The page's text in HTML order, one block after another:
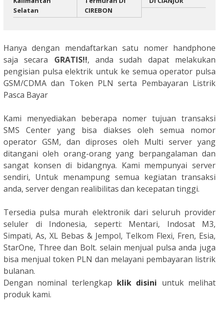
Selatan
CIREBON
Hanya dengan mendaftarkan satu nomer handphone
saja secara GRATIS!!, anda sudah dapat melakukan
pengisian pulsa elektrik untuk ke semua operator pulsa
GSM/CDMA dan Token PLN serta Pembayaran Listrik
Pasca Bayar
Kami menyediakan beberapa nomer tujuan transaksi
SMS Center yang bisa diakses oleh semua nomor
operator GSM, dan diproses oleh Multi server yang
ditangani oleh orang-orang yang berpangalaman dan
sangat konsen di bidangnya. Kami mempunyai server
sendiri, Untuk menampung semua kegiatan transaksi
anda, server dengan realibilitas dan kecepatan tinggi.
Tersedia pulsa murah elektronik dari seluruh provider
seluler di Indonesia, seperti: Mentari, Indosat M3,
Simpati, As, XL Bebas & Jempol, Telkom Flexi, Fren, Esia,
StarOne, Three dan Bolt. selain menjual pulsa anda juga
bisa menjual token PLN dan melayani pembayaran listrik
bulanan.
Dengan nominal terlengkap klik disini untuk melihat
produk kami.